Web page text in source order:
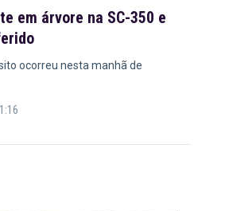
em árvore na SC-350 e
ocorreu nesta manhã de